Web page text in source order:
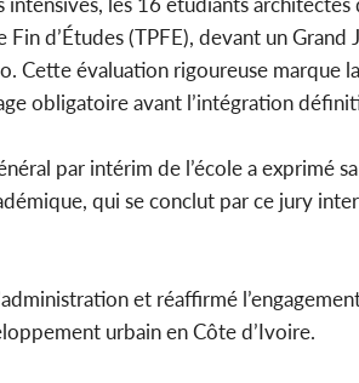
Fin d’Études (TPFE), devant un
Cette évaluation rigoureuse marque
obligatoire avant l’intégration
par intérim de l’école a exprimé
qui se conclut par ce jury
et réaffirmé
urbain en Côte d’Ivoire.